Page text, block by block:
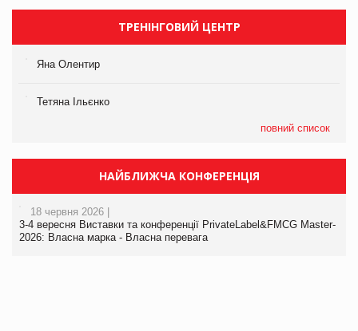
ТРЕНІНГОВИЙ ЦЕНТР
Яна Олентир
Тетяна Ільєнко
повний список
НАЙБЛИЖЧА КОНФЕРЕНЦІЯ
18 червня 2026 |
3-4 вересня Виставки та конференції PrivateLabel&FMCG Master-
2026: Власна марка - Власна перевага